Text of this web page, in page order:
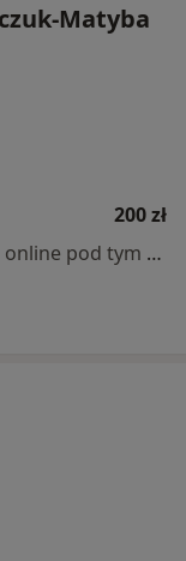
Matyba
200 zł
Specjalista nie oferuje umawiania online pod tym adresem.